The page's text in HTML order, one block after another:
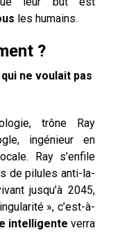
les humains.
?
ne voulait pas
trône Ray
ingénieur en
Ray s’enfile
de pilules anti-la-
jusqu’à 2045,
», c’est-à-
intelligente verra